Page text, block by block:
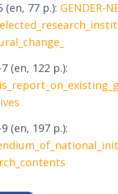
77 p.): GENDER-
(en, 122 p.):
(en, 197 p.):